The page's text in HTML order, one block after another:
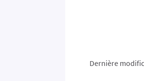
Dernière